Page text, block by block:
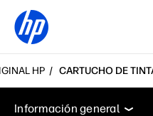
HP CARTUCHO DE
Información general
Información general